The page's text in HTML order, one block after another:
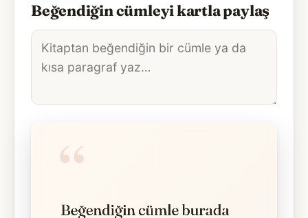
Beğendiğin cümleyi kartla paylaş
Alıntı
metni